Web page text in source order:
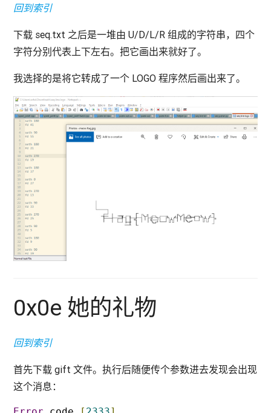
回到索引
下载 seq.txt 之后是一堆由 U/D/L/R 组成的字符串，四个
字符分别代表上下左右。把它画出来就好了。
我选择的是将它转成了一个 LOGO 程序然后画出来了。
0x0e 她的礼物
回到索引
首先下载 gift 文件。执行后随便传个参数进去发现会出现
这个消息：